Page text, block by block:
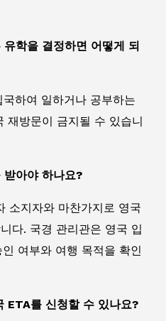
학을 결정하면 어떻게 되
하여 일하거나 공부하는
재방문이 금지될 수 있습니
받아야 하나요?
소지자와 마찬가지로 영국
다. 국경 관리관은 영국 입
여부와 여행 목적을 확인
ETA를 신청할 수 있나요?